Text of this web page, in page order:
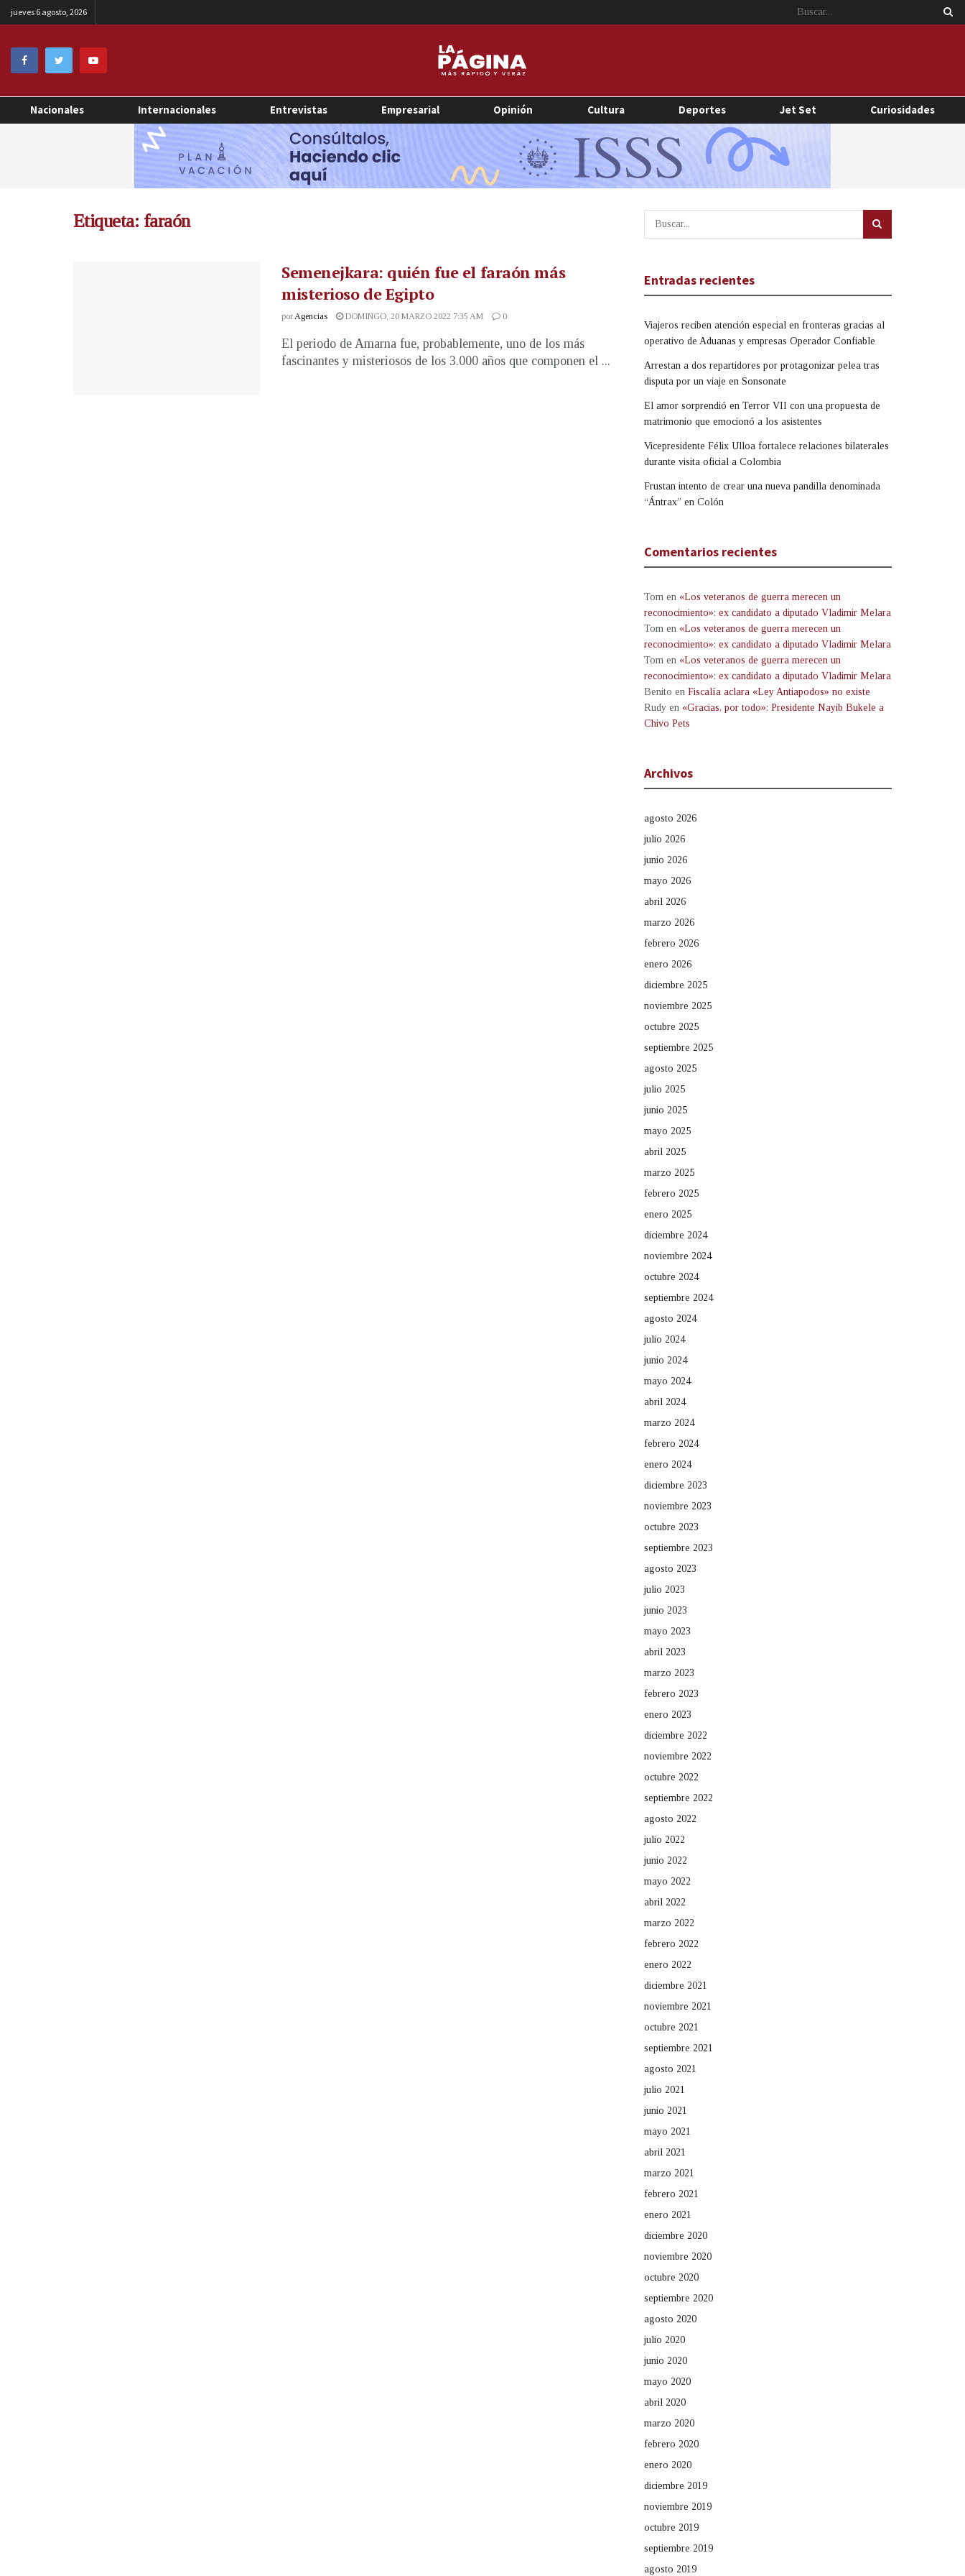
jueves 6 agosto, 2026
Nacionales Internacionales Entrevistas Empresarial Opinión Cultura Deportes Jet Set Curiosidades
Etiqueta: faraón
Semenejkara: quién fue el faraón más
misterioso de Egipto
porAgencias DOMINGO, 20 MARZO 2022 7:35 AM 0
El periodo de Amarna fue, probablemente, uno de los más
fascinantes y misteriosos de los 3.000 años que componen el ...
Entradas recientes
Viajeros reciben atención especial en fronteras gracias al
operativo de Aduanas y empresas Operador Confiable
Arrestan a dos repartidores por protagonizar pelea tras
disputa por un viaje en Sonsonate
El amor sorprendió en Terror VII con una propuesta de
matrimonio que emocionó a los asistentes
Vicepresidente Félix Ulloa fortalece relaciones bilaterales
durante visita oficial a Colombia
Frustan intento de crear una nueva pandilla denominada
“Ántrax” en Colón
Comentarios recientes
Tom en «Los veteranos de guerra merecen un
reconocimiento»: ex candidato a diputado Vladimir Melara
Tom en «Los veteranos de guerra merecen un
reconocimiento»: ex candidato a diputado Vladimir Melara
Tom en «Los veteranos de guerra merecen un
reconocimiento»: ex candidato a diputado Vladimir Melara
Benito en Fiscalía aclara «Ley Antiapodos» no existe
Rudy en «Gracias, por todo»: Presidente Nayib Bukele a
Chivo Pets
Archivos
agosto 2026
julio 2026
junio 2026
mayo 2026
abril 2026
marzo 2026
febrero 2026
enero 2026
diciembre 2025
noviembre 2025
octubre 2025
septiembre 2025
agosto 2025
julio 2025
junio 2025
mayo 2025
abril 2025
marzo 2025
febrero 2025
enero 2025
diciembre 2024
noviembre 2024
octubre 2024
septiembre 2024
agosto 2024
julio 2024
junio 2024
mayo 2024
abril 2024
marzo 2024
febrero 2024
enero 2024
diciembre 2023
noviembre 2023
octubre 2023
septiembre 2023
agosto 2023
julio 2023
junio 2023
mayo 2023
abril 2023
marzo 2023
febrero 2023
enero 2023
diciembre 2022
noviembre 2022
octubre 2022
septiembre 2022
agosto 2022
julio 2022
junio 2022
mayo 2022
abril 2022
marzo 2022
febrero 2022
enero 2022
diciembre 2021
noviembre 2021
octubre 2021
septiembre 2021
agosto 2021
julio 2021
junio 2021
mayo 2021
abril 2021
marzo 2021
febrero 2021
enero 2021
diciembre 2020
noviembre 2020
octubre 2020
septiembre 2020
agosto 2020
julio 2020
junio 2020
mayo 2020
abril 2020
marzo 2020
febrero 2020
enero 2020
diciembre 2019
noviembre 2019
octubre 2019
septiembre 2019
agosto 2019